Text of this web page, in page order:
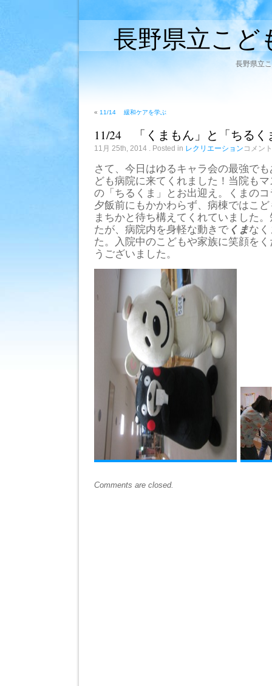
長野県立こど
長野県立
« 11/14 緩和ケアを学ぶ
11/24 「くまもん」と「ちるく
11月 25th, 2014 . Posted in レクリエーション 11/24
「く
も
ん」
と
「ち
る
ま」
の
コ
ラ
コメン
さて、今日はゆるキャラ会の最強で
ども病院に来てくれました！当院も
の「ちるくま」とお出迎え。くまの
夕飯前にもかかわらず、病棟ではこ
まちかと待ち構えてくれていました
たが、病院内を身軽な動きで くまな
た。入院中のこどもや家族に笑顔を
うございました。
Comments are closed.